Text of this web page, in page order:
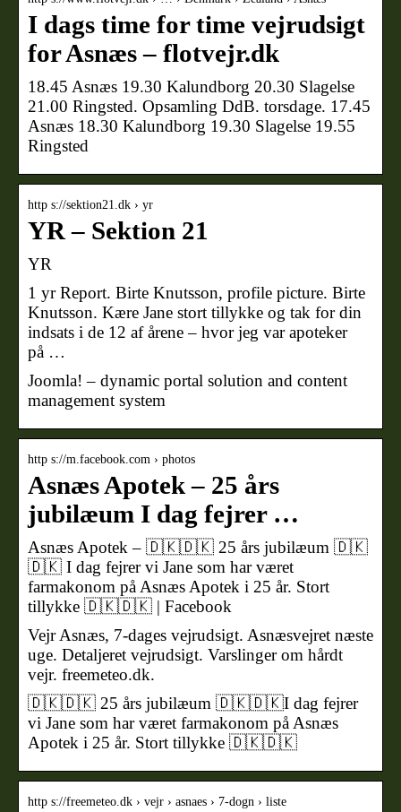
I dags time for time vejrudsigt
for Asnæs – flotvejr.dk
18.45 Asnæs 19.30 Kalundborg 20.30 Slagelse
21.00 Ringsted. Opsamling DdB. torsdage. 17.45
Asnæs 18.30 Kalundborg 19.30 Slagelse 19.55
Ringsted
http s://sektion21.dk › yr
YR – Sektion 21
YR
1 yr Report. Birte Knutsson, profile picture. Birte
Knutsson. Kære Jane stort tillykke og tak for din
indsats i de 12 af årene – hvor jeg var apoteker
på …
Joomla! – dynamic portal solution and content
management system
http s://m.facebook.com › photos
Asnæs Apotek – 25 års
jubilæum I dag fejrer …
Asnæs Apotek – 🇩🇰🇩🇰 25 års jubilæum 🇩🇰
🇩🇰 I dag fejrer vi Jane som har været
farmakonom på Asnæs Apotek i 25 år. Stort
tillykke 🇩🇰🇩🇰 | Facebook
Vejr Asnæs, 7-dages vejrudsigt. Asnæsvejret næste
uge. Detaljeret vejrudsigt. Varslinger om hårdt
vejr. freemeteo.dk.
🇩🇰🇩🇰 25 års jubilæum 🇩🇰🇩🇰I dag fejrer
vi Jane som har været farmakonom på Asnæs
Apotek i 25 år. Stort tillykke 🇩🇰🇩🇰
http s://freemeteo.dk › vejr › asnaes › 7-dogn › liste